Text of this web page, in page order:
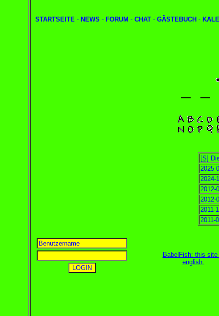
STARTSEITE - NEWS - FORUM - CHAT - GÄSTEBUCH -
[S]
2025-
2024-
2012-
2012-
2011-
2011-
BabelFish: this site
english.